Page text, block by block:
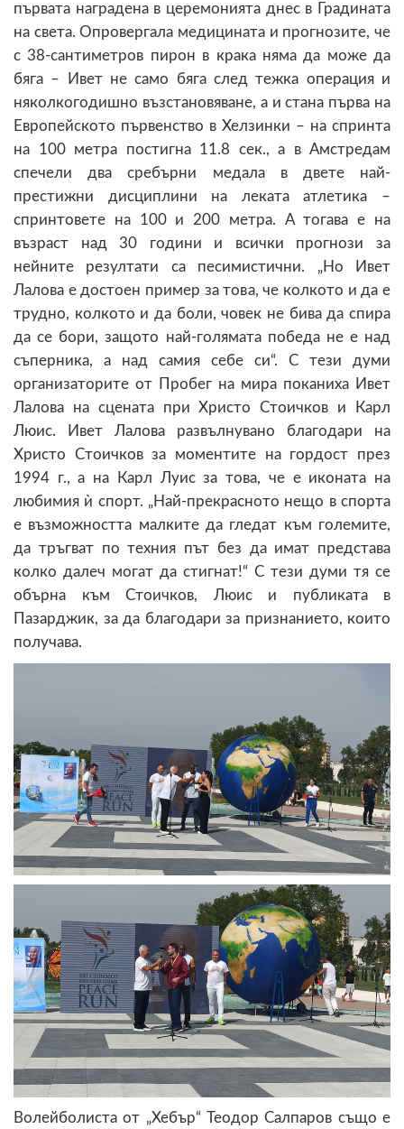
първата наградена в церемонията днес в Градината
на света. Опровергала медицината и прогнозите, че
с 38-сантиметров пирон в крака няма да може да
бяга – Ивет не само бяга след тежка операция и
няколкогодишно възстановяване, а и стана първа на
Европейското първенство в Хелзинки – на спринта
на 100 метра постигна 11.8 сек., а в Амстредам
спечели два сребърни медала в двете най-
престижни дисциплини на леката атлетика –
спринтовете на 100 и 200 метра. А тогава е на
възраст над 30 години и всички прогнози за
нейните резултати са песимистични. „Но Ивет
Лалова е достоен пример за това, че колкото и да е
трудно, колкото и да боли, човек не бива да спира
да се бори, защото най-голямата победа не е над
съперника, а над самия себе си“. С тези думи
организаторите от Пробег на мира поканиха Ивет
Лалова на сцената при Христо Стоичков и Карл
Люис. Ивет Лалова развълнувано благодари на
Христо Стоичков за моментите на гордост през
1994 г., а на Карл Луис за това, че е иконата на
любимия ѝ спорт. „Най-прекрасното нещо в спорта
е възможността малките да гледат към големите,
да тръгват по техния път без да имат представа
колко далеч могат да стигнат!“ С тези думи тя се
обърна към Стоичков, Люис и публиката в
Пазарджик, за да благодари за признанието, които
получава.
Волейболиста от „Хебър“ Теодор Салпаров също е